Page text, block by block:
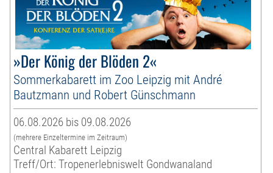
»Der König der Blöden 2«
Sommerkabarett im Zoo Leipzig mit André
Bautzmann und Robert Günschmann
06.08.2026 bis 09.08.2026
(mehrere Einzeltermine im Zeitraum)
Central Kabarett Leipzig
Treff/Ort: Tropenerlebniswelt Gondwanaland